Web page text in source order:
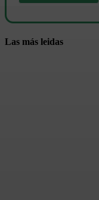
Las más leidas